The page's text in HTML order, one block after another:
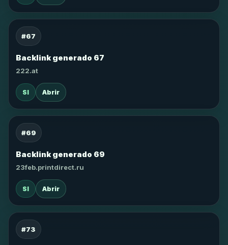
#67
Backlink generado 67
222.at
SI Abrir
#69
Backlink generado 69
23feb.printdirect.ru
SI Abrir
#73